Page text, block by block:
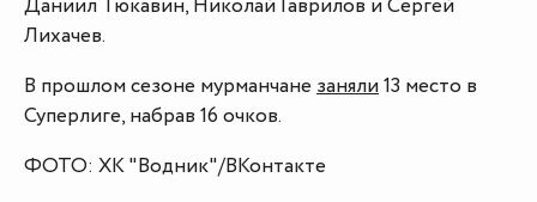
Лихачев.
В прошлом сезоне мурманчане заняли13 место в
Суперлиге, набрав 16 очков.
ФОТО: ХК "Водник"/ВКонтакте